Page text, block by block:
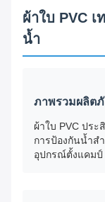
ผ้าใบ PVC
น้ำ
ภาพรวมผลิต
ผ้าใบ PVC ปร
การป้องกันน้ำส
อุปกรณ์ตั้งแคมป์